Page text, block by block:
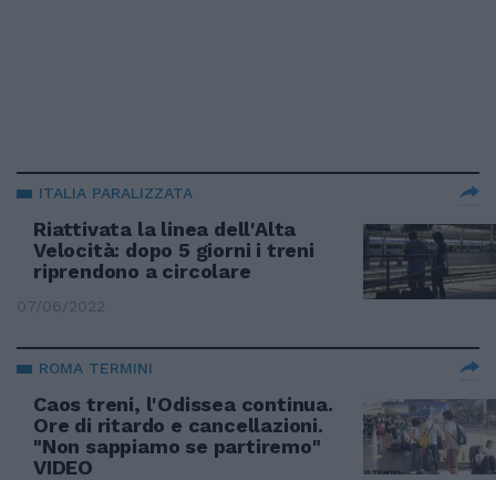
ITALIA PARALIZZATA
Riattivata la linea dell'Alta
Velocità: dopo 5 giorni i treni
riprendono a circolare
07/06/2022
ROMA TERMINI
Caos treni, l'Odissea continua.
Ore di ritardo e cancellazioni.
"Non sappiamo se partiremo"
VIDEO